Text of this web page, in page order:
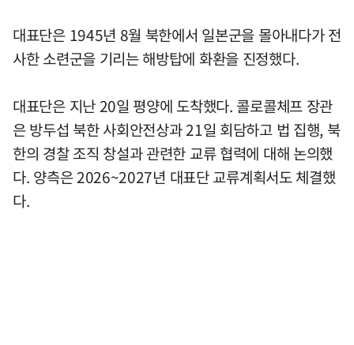
대표단은 1945년 8월 북한에서 일본군을 몰아내다가 전
사한 소련군을 기리는 해방탑에 화환을 진정했다.
대표단은 지난 20일 평양에 도착했다. 콜로콜체프 장관
은 방두섭 북한 사회안전상과 21일 회담하고 법 집행, 북
한의 경찰 조직 창설과 관련한 교류 협력에 대해 논의했
다. 양측은 2026~2027년 대표단 교류계획서도 체결했
다.